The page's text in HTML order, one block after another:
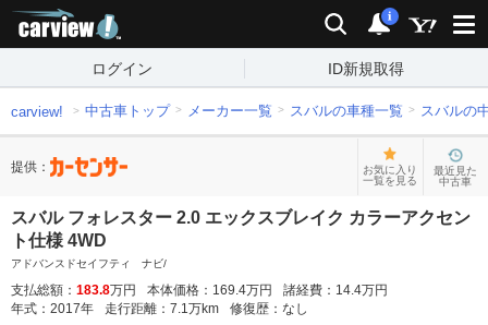
検索 通知
i
ログイン ID新規取得
carview! 中古車トップ メーカー一覧 スバルの車種一覧 スバルの
提供：
お気に入り
一覧を見る
最近見た
中古車
スバル フォレスター 2.0 エックスブレイク カラーアクセン
ト仕様 4WD
アドバンスドセイフティ ナビ/
支払総額： 183.8万円 本体価格： 169.4万円 諸経費： 14.4万円
年式： 2017年 走行距離： 7.1万km 修復歴： なし